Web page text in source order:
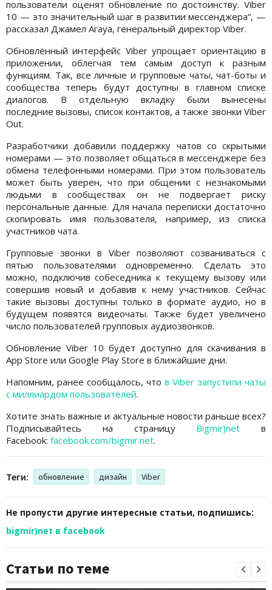
пользователи оценят обновление по достоинству. Viber
10 — это значительный шаг в развитии мессенджера“, —
рассказал Джамел Агауа, генеральный директор Viber.
Обновлённый интерфейс Viber упрощает ориентацию в
приложении, облегчая тем самым доступ к разным
функциям. Так, все личные и групповые чаты, чат-боты и
сообщества теперь будут доступны в главном списке
диалогов. В отдельную вкладку были вынесены
последние вызовы, список контактов, а также звонки Viber
Out.
Разработчики добавили поддержку чатов со скрытыми
номерами — это позволяет общаться в мессенджере без
обмена телефонными номерами. При этом пользователь
может быть уверен, что при общении с незнакомыми
людьми в сообществах он не подвергает риску
персональные данные. Для начала переписки достаточно
скопировать имя пользователя, например, из списка
участников чата.
Групповые звонки в Viber позволяют созваниваться с
пятью пользователями одновременно. Сделать это
можно, подключив собеседника к текущему вызову или
совершив новый и добавив к нему участников. Сейчас
такие вызовы доступны только в формате аудио, но в
будущем появятся видеочаты. Также будет увеличено
число пользователей групповых аудиозвонков.
Обновление Viber 10 будет доступно для скачивания в
App Store или Google Play Store в ближайшие дни.
Напомним, ранее сообщалось, что в Viber запустили чаты
с миллиардом пользователей.
Хотите знать важные и актуальные новости раньше всех?
Подписывайтесь на страницу Bigmir)net в
Facebook: facebook.com/bigmir.net.
Теги: обновление дизайн Viber
Не пропусти другие интересные статьи, подпишись:
bigmir)net в facebook
Статьи по теме